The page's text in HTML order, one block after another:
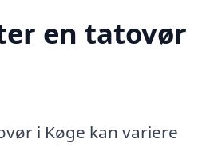
en tatovør
i Køge kan variere